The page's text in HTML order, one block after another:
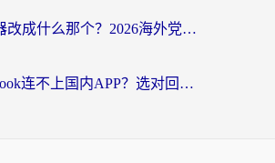
归雁加速器改成什么那个？2026海外党回国加速全攻略：告别地区限制，轻松刷剧玩游戏
海外MacBook连不上国内APP？选对回国VPN，告别地区限制的烦恼